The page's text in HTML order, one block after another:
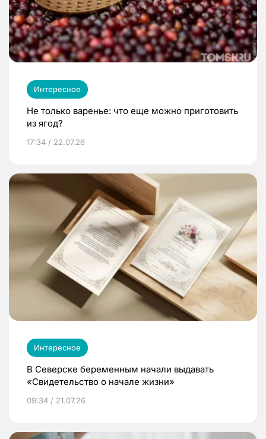
Интересное
Не только варенье: что еще можно приготовить
из ягод?
17:34 / 22.07.26
Интересное
В Северске беременным начали выдавать
«Свидетельство о начале жизни»
09:34 / 21.07.26